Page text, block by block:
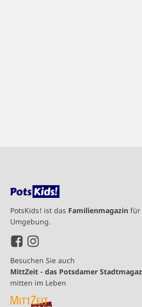
PotsKids! ist das Familienmagazin für
Umgebung.
Besuchen Sie auch
MittZeit - das Potsdamer
mitten im Leben